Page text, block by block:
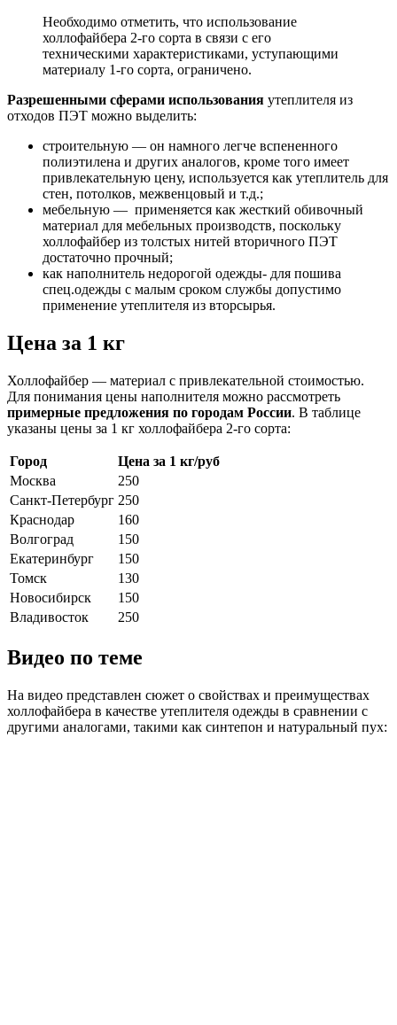
Необходимо отметить, что использование
холлофайбера 2-го сорта в связи с его
техническими характеристиками, уступающими
материалу 1-го сорта, ограничено.
Разрешенными сферами использования утеплителя из
отходов ПЭТ можно выделить:
строительную — он намного легче вспененного
полиэтилена и других аналогов, кроме того имеет
привлекательную цену, используется как утеплитель для
стен, потолков, межвенцовый и т.д.;
мебельную — применяется как жесткий обивочный
материал для мебельных производств, поскольку
холлофайбер из толстых нитей вторичного ПЭТ
достаточно прочный;
как наполнитель недорогой одежды- для пошива
спец.одежды с малым сроком службы допустимо
применение утеплителя из вторсырья.
Цена за 1 кг
Холлофайбер — материал с привлекательной стоимостью.
Для понимания цены наполнителя можно рассмотреть
примерные предложения по городам России. В таблице
указаны цены за 1 кг холлофайбера 2-го сорта:
Город
Цена за 1 кг/руб
Москва
250
Санкт-Петербург 250
Краснодар
160
Волгоград
150
Екатеринбург
150
Томск
130
Новосибирск
150
Владивосток
250
Видео по теме
На видео представлен сюжет о свойствах и преимуществах
холлофайбера в качестве утеплителя одежды в сравнении с
другими аналогами, такими как синтепон и натуральный пух: